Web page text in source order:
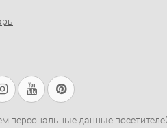
персональные данные